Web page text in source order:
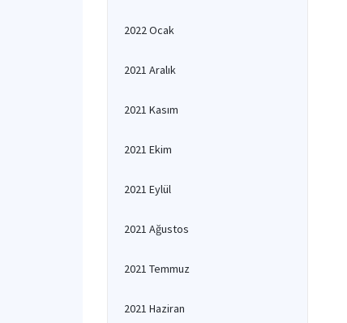
2022 Ocak
2021 Aralık
2021 Kasım
2021 Ekim
2021 Eylül
2021 Ağustos
2021 Temmuz
2021 Haziran